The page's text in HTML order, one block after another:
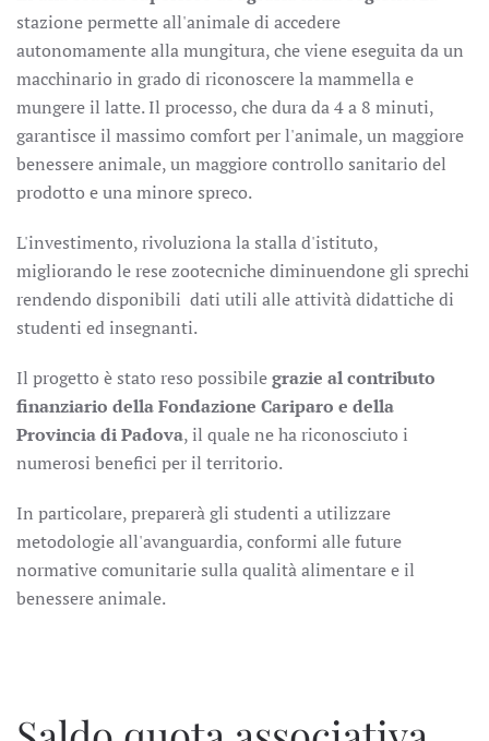
stazione permette all'animale di accedere
autonomamente alla mungitura, che viene eseguita da un
macchinario in grado di riconoscere la mammella e
mungere il latte. Il processo, che dura da 4 a 8 minuti,
garantisce il massimo comfort per l'animale, un maggiore
benessere animale, un maggiore controllo sanitario del
prodotto e una minore spreco.
L'investimento, rivoluziona la stalla d'istituto,
migliorando le rese zootecniche diminuendone gli sprechi
rendendo disponibili dati utili alle attività didattiche di
studenti ed insegnanti.
Il progetto è stato reso possibilegrazie al contributo
finanziario della Fondazione Cariparo e della
Provincia di Padova, il quale ne ha riconosciuto i
numerosi benefici per il territorio.
In particolare, preparerà gli studenti a utilizzare
metodologie all'avanguardia, conformi alle future
normative comunitarie sulla qualità alimentare e il
benessere animale.